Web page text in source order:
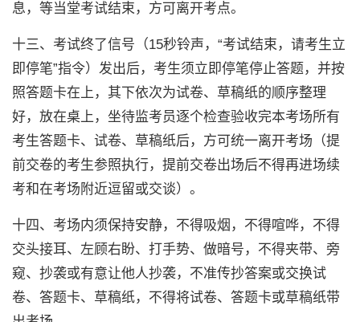
息，等当堂考试结束，方可离开考点。
十三、考试终了信号（15秒铃声，“考试结束，请考生立
即停笔”指令）发出后，考生须立即停笔停止答题，并按
照答题卡在上，其下依次为试卷、草稿纸的顺序整理
好，放在桌上，坐待监考员逐个检查验收完本考场所有
考生答题卡、试卷、草稿纸后，方可统一离开考场（提
前交卷的考生参照执行，提前交卷出场后不得再进场续
考和在考场附近逗留或交谈）。
十四、考场内须保持安静，不得吸烟，不得喧哗，不得
交头接耳、左顾右盼、打手势、做暗号，不得夹带、旁
窥、抄袭或有意让他人抄袭，不准传抄答案或交换试
卷、答题卡、草稿纸，不得将试卷、答题卡或草稿纸带